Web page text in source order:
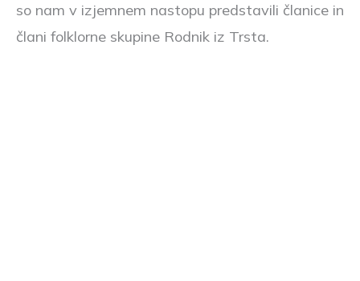
so nam v izjemnem nastopu predstavili članice in
člani folklorne skupine Rodnik iz Trsta.